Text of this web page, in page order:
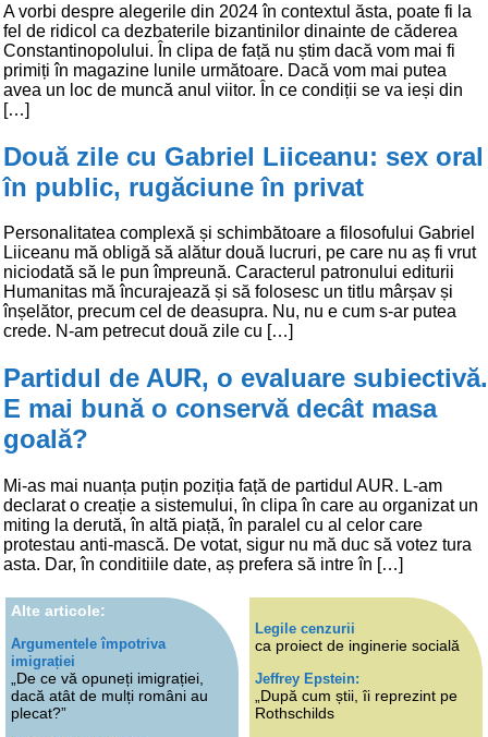
A vorbi despre alegerile din 2024 în contextul ăsta, poate fi la
fel de ridicol ca dezbaterile bizantinilor dinainte de căderea
Constantinopolului. În clipa de față nu știm dacă vom mai fi
primiți în magazine lunile următoare. Dacă vom mai putea
avea un loc de muncă anul viitor. În ce condiții se va ieși din
[…]
Două zile cu Gabriel Liiceanu: sex oral
în public, rugăciune în privat
Personalitatea complexă și schimbătoare a filosofului Gabriel
Liiceanu mă obligă să alătur două lucruri, pe care nu aș fi vrut
niciodată să le pun împreună. Caracterul patronului editurii
Humanitas mă încurajează și să folosesc un titlu mârșav și
înșelător, precum cel de deasupra. Nu, nu e cum s-ar putea
crede. N-am petrecut două zile cu […]
Partidul de AUR, o evaluare subiectivă.
E mai bună o conservă decât masa
goală?
Mi-as mai nuanța puțin poziția față de partidul AUR. L-am
declarat o creație a sistemului, în clipa în care au organizat un
miting la derută, în altă piață, în paralel cu al celor care
protestau anti-mască. De votat, sigur nu mă duc să votez tura
asta. Dar, în conditiile date, aș prefera să intre în […]
Alte articole:
Argumentele împotriva
imigrației
„De ce vă opuneți imigrației,
dacă atât de mulți români au
plecat?”
Legile cenzurii
ca proiect de inginerie socială
Jeffrey Epstein:
„După cum știi, îi reprezint pe
Rothschilds